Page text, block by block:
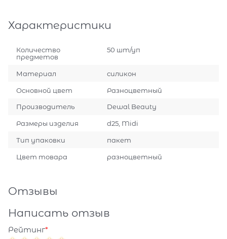
Характеристики
Количество
предметов
50 шт/уп
Материал силикон
Основной цвет Разноцветный
Производитель Dewal Beauty
Размеры изделия d25, Midi
Тип упаковки пакет
Цвет товара разноцветный
Отзывы
Написать отзыв
Рейтинг